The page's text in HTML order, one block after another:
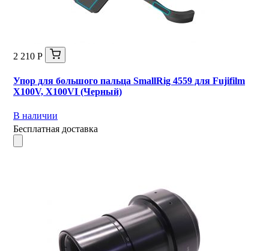
2 210 Р
Упор для большого пальца SmallRig 4559 для Fujifilm
X100V, X100VI (Черный)
В наличии
Бесплатная доставка